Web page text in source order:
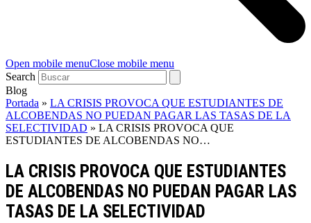
Open mobile menuClose mobile menu
Search
Blog
Portada » LA CRISIS PROVOCA QUE ESTUDIANTES DE
ALCOBENDAS NO PUEDAN PAGAR LAS TASAS DE LA
SELECTIVIDAD » LA CRISIS PROVOCA QUE
ESTUDIANTES DE ALCOBENDAS NO…
LA CRISIS PROVOCA QUE ESTUDIANTES
DE ALCOBENDAS NO PUEDAN PAGAR LAS
TASAS DE LA SELECTIVIDAD